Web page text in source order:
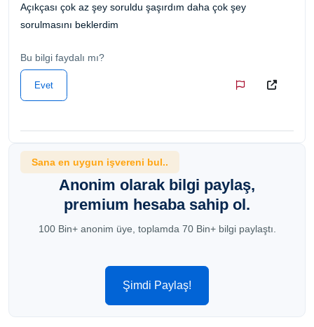
Açıkçası çok az şey soruldu şaşırdım daha çok şey
sorulmasını beklerdim
Bu bilgi faydalı mı?
Evet
Sana en uygun işvereni bul..
Anonim olarak bilgi paylaş,
premium hesaba sahip ol.
100 Bin+ anonim üye, toplamda 70 Bin+ bilgi paylaştı.
Şimdi Paylaş!